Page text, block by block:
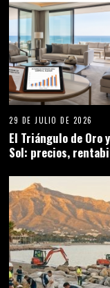
29 DE JULIO DE 2026
El Triángulo de Oro
Sol: precios,